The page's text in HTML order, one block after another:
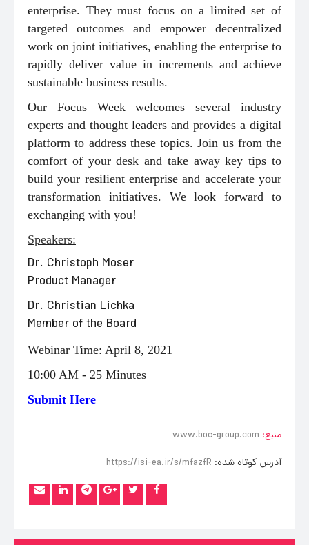
enterprise. They must focus on a limited set of
targeted outcomes and empower decentralized
work on joint initiatives, enabling the enterprise to
rapidly deliver value in increments and achieve
sustainable business results.
Our Focus Week welcomes several industry
experts and thought leaders and provides a digital
platform to address these topics. Join us from the
comfort of your desk and take away key tips to
build your resilient enterprise and accelerate your
transformation initiatives. We look forward to
exchanging with you!
Speakers:
Dr. Christoph Moser
Product Manager
Dr. Christian Lichka
Member of the Board
Webinar Time: April 8, 2021
10:00 AM - 25 Minutes
Submit Here
منبع: www.boc-group.com
آدرس کوتاه شده: https://isi-ea.ir/s/mfazfR